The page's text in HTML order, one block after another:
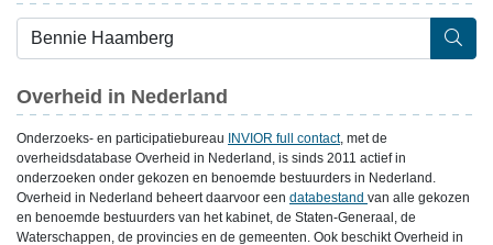
Overheid in Nederland
Onderzoeks- en participatiebureau INVIOR full contact, met de
overheidsdatabase Overheid in Nederland, is sinds 2011 actief in
onderzoeken onder gekozen en benoemde bestuurders in Nederland.
Overheid in Nederland beheert daarvoor een databestand van alle gekozen
en benoemde bestuurders van het kabinet, de Staten-Generaal, de
Waterschappen, de provincies en de gemeenten. Ook beschikt Overheid in